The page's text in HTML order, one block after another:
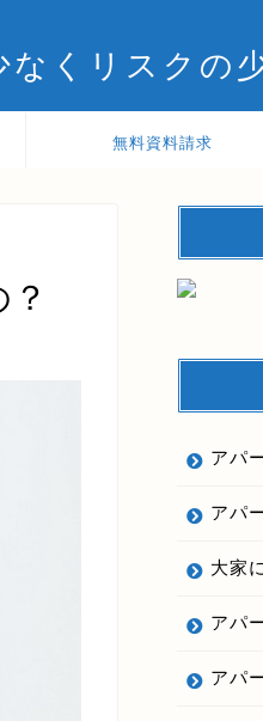
くリスクの
無料資料請求
アパ
アパ
大家
アパ
アパ